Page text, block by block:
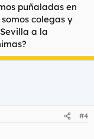
puñaladas en
colegas y
a la
#4